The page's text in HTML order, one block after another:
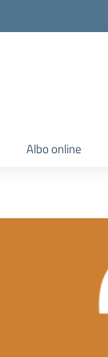
Albo online